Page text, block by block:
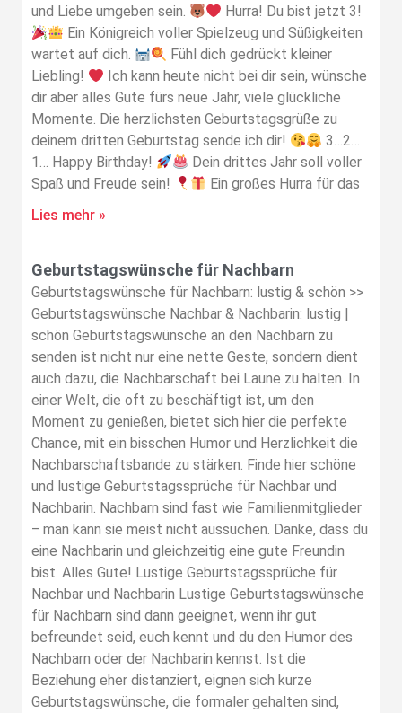
und Liebe umgeben sein.
Hurra! Du bist jetzt 3!
Ein Königreich voller Spielzeug und Süßigkeiten
wartet auf dich.
Fühl dich gedrückt kleiner
Liebling!
Ich kann heute nicht bei dir sein, wünsche
dir aber alles Gute fürs neue Jahr, viele glückliche
Momente. Die herzlichsten Geburtstagsgrüße zu
deinem dritten Geburtstag sende ich dir!
3…2…
1… Happy Birthday!
Dein drittes Jahr soll voller
Spaß und Freude sein!
Ein großes Hurra für das
Lies mehr »
Geburtstagswünsche für Nachbarn
Geburtstagswünsche für Nachbarn: lustig & schön >>
Geburtstagswünsche Nachbar & Nachbarin: lustig |
schön Geburtstagswünsche an den Nachbarn zu
senden ist nicht nur eine nette Geste, sondern dient
auch dazu, die Nachbarschaft bei Laune zu halten. In
einer Welt, die oft zu beschäftigt ist, um den
Moment zu genießen, bietet sich hier die perfekte
Chance, mit ein bisschen Humor und Herzlichkeit die
Nachbarschaftsbande zu stärken. Finde hier schöne
und lustige Geburtstagssprüche für Nachbar und
Nachbarin. Nachbarn sind fast wie Familienmitglieder
‒ man kann sie meist nicht aussuchen. Danke, dass du
eine Nachbarin und gleichzeitig eine gute Freundin
bist. Alles Gute! Lustige Geburtstagssprüche für
Nachbar und Nachbarin Lustige Geburtstagswünsche
für Nachbarn sind dann geeignet, wenn ihr gut
befreundet seid, euch kennt und du den Humor des
Nachbarn oder der Nachbarin kennst. Ist die
Beziehung eher distanziert, eignen sich kurze
Geburtstagswünsche, die formaler gehalten sind,